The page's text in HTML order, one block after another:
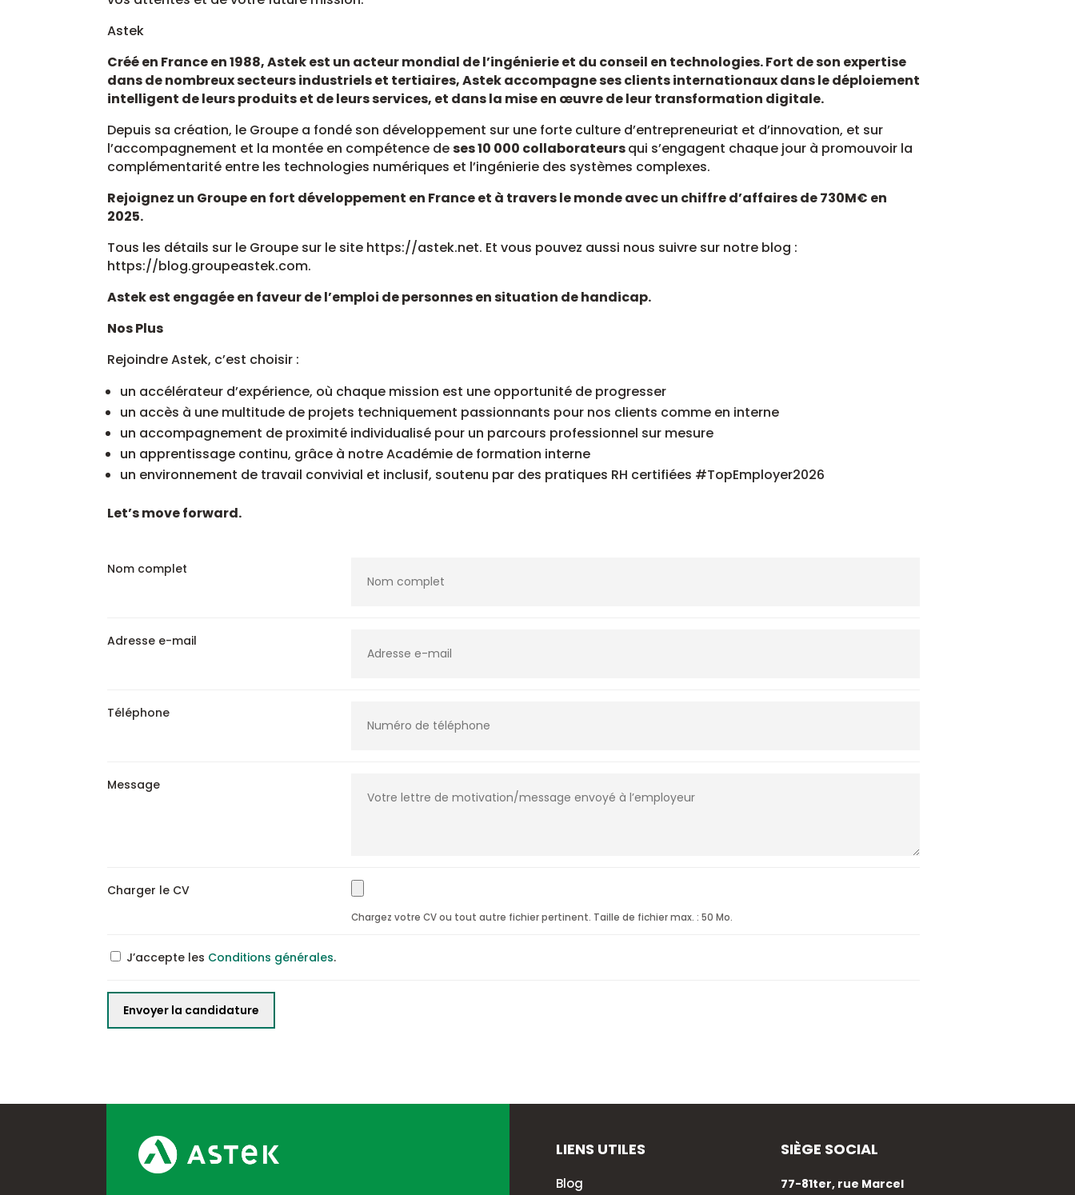
Astek
Créé en France en 1988, Astek est un acteur mondial de l’ingénierie et du conseil en technologies. Fort de son expertise
dans de nombreux secteurs industriels et tertiaires, Astek accompagne ses clients internationaux dans le déploiement
intelligent de leurs produits et de leurs services, et dans la mise en œuvre de leur transformation digitale.
Depuis sa création, le Groupe a fondé son développement sur une forte culture d’entrepreneuriat et d’innovation, et sur
l’accompagnement et la montée en compétence deses 10 000 collaborateursqui s’engagent chaque jour à promouvoir la
complémentarité entre les technologies numériques et l’ingénierie des systèmes complexes.
Rejoignez un Groupe en fort développement en France et à travers le monde avec un chiffre d’affaires de 730M€ en
2025.
Tous les détails sur le Groupe sur le site https://astek.net. Et vous pouvez aussi nous suivre sur notre blog :
https://blog.groupeastek.com.
Astek est engagée en faveur de l’emploi de personnes en situation de handicap.
Nos Plus
Rejoindre Astek, c’est choisir :
un accélérateur d’expérience, où chaque mission est une opportunité de progresser
un accès à une multitude de projets techniquement passionnants pour nos clients comme en interne
un accompagnement de proximité individualisé pour un parcours professionnel sur mesure
un apprentissage continu, grâce à notre Académie de formation interne
un environnement de travail convivial et inclusif, soutenu par des pratiques RH certifiées #TopEmployer2026
Let’s move forward.
Nom complet
Adresse e-mail
Téléphone
Message
Charger le CV
Chargez votre CV ou tout autre fichier pertinent. Taille de fichier max. : 50 Mo.
J’accepte les Conditions générales.
LIENS UTILES
Blog
SIÈGE SOCIAL
77-81ter, rue Marcel